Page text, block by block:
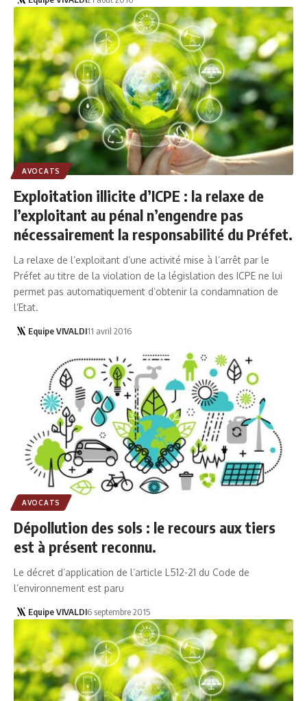
AVOCATS
Exploitation illicite d’ICPE : la relaxe de
l’exploitant au pénal n’engendre pas
nécessairement la responsabilité du Préfet.
La relaxe de l’exploitant d’une activité mise à l’arrêt par le
Préfet au titre de la violation de la législation des ICPE ne lui
permet pas automatiquement d’obtenir la condamnation de
l’Etat.
Equipe VIVALDI11 avril 2016
AVOCATS
Dépollution des sols : le recours aux tiers
est à présent reconnu.
Le décret d’application de l’article L512-21 du Code de
l’environnement est paru
Equipe VIVALDI6 septembre 2015